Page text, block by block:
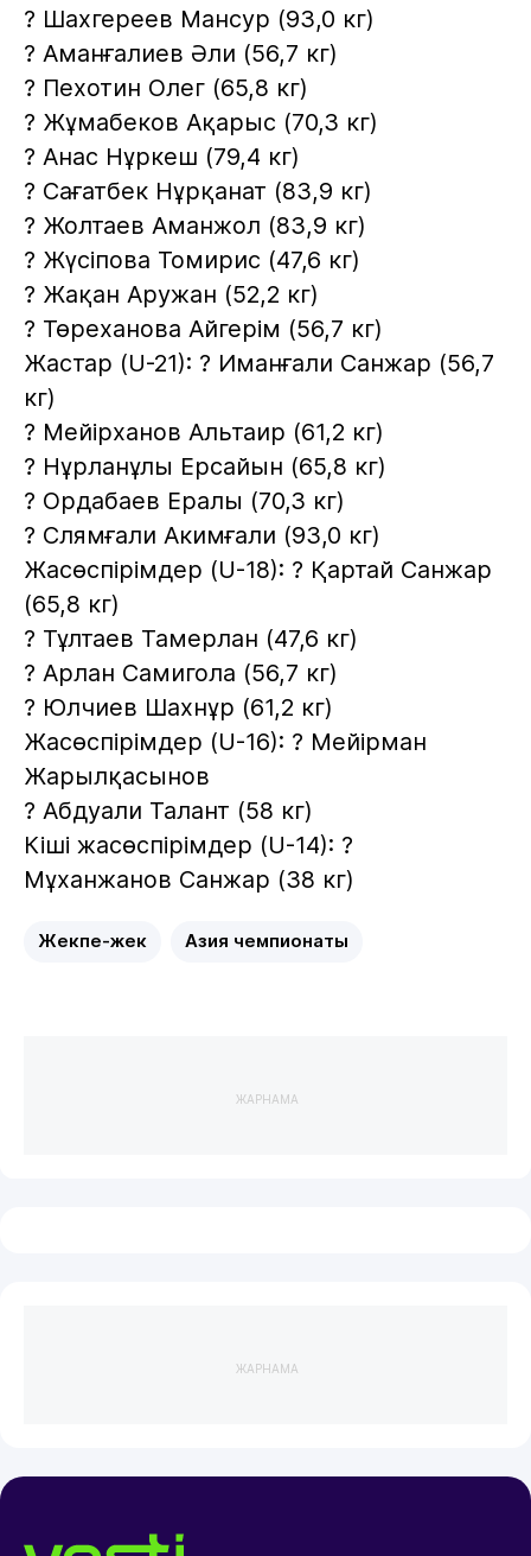
? Шахгереев Мансур (93,0 кг)
? Аманғалиев Әли (56,7 кг)
? Пехотин Олег (65,8 кг)
? Жұмабеков Ақарыс (70,3 кг)
? Анас Нұркеш (79,4 кг)
? Сағатбек Нұрқанат (83,9 кг)
? Жолтаев Аманжол (83,9 кг)
? Жүсіпова Томирис (47,6 кг)
? Жақан Аружан (52,2 кг)
? Төреханова Айгерім (56,7 кг)
Жастар (U-21): ? Иманғали Санжар (56,7
кг)
? Мейірханов Альтаир (61,2 кг)
? Нұрланұлы Ерсайын (65,8 кг)
? Ордабаев Ералы (70,3 кг)
? Слямғали Акимғали (93,0 кг)
Жасөспірімдер (U-18): ? Қартай Санжар
(65,8 кг)
? Тұлтаев Тамерлан (47,6 кг)
? Арлан Самигола (56,7 кг)
? Юлчиев Шахнұр (61,2 кг)
Жасөспірімдер (U-16): ? Мейірман
Жарылқасынов
? Абдуали Талант (58 кг)
Кіші жасөспірімдер (U-14): ?
Мұханжанов Санжар (38 кг)
Жекпе-жек Азия чемпионаты
ЖАРНАМА
ЖАРНАМА